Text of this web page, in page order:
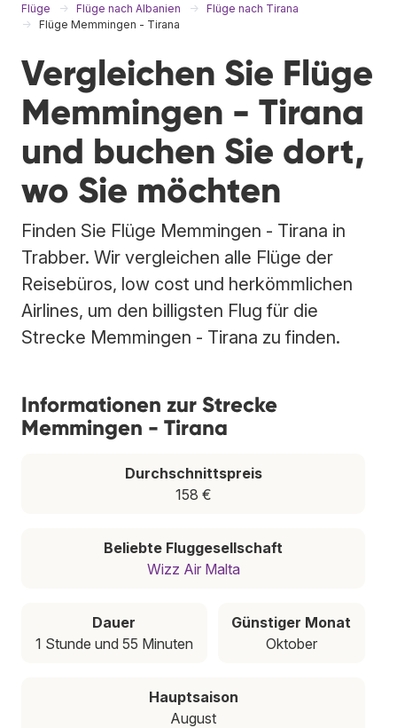
Flüge Flüge nach Albanien
Flüge nach Tirana
Flüge Memmingen - Tirana
Vergleichen Sie Flüge
Memmingen - Tirana
und buchen Sie dort,
wo Sie möchten
Finden Sie Flüge Memmingen - Tirana in
Trabber. Wir vergleichen alle Flüge der
Reisebüros, low cost und herkömmlichen
Airlines, um den billigsten Flug für die
Strecke Memmingen - Tirana zu finden.
Informationen zur Strecke
Memmingen - Tirana
Durchschnittspreis
158 €
Beliebte Fluggesellschaft
Wizz Air Malta
Dauer
1 Stunde und 55 Minuten
Günstiger Monat
Oktober
Hauptsaison
August